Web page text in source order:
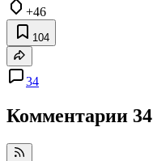
+46
104
34
Комментарии 34